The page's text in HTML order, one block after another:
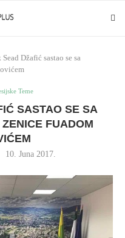
Džafić sastao se sa
Teme
SASTAO SE SA
FUADOM
10. Juna 2017.